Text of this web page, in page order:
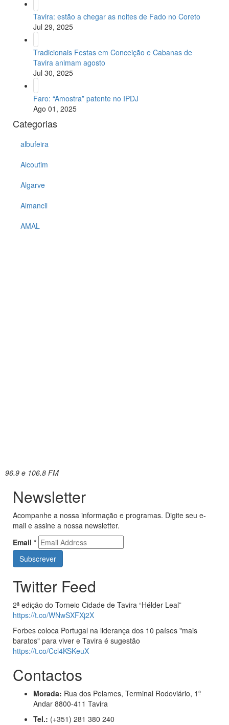
Tavira: estão a chegar as noites de Fado no Coreto
Jul 29, 2025
Tradicionais Festas em Conceição e Cabanas de
Tavira animam agosto
Jul 30, 2025
Faro: “Amostra” patente no IPDJ
Ago 01, 2025
Categorias
albufeira
Alcoutim
Algarve
Almancil
AMAL
96.9 e 106.8 FM
Newsletter
Acompanhe a nossa informação e programas. Digite seu e-
mail e assine a nossa newsletter.
Email *
Twitter Feed
2ª edição do Torneio Cidade de Tavira “Hélder Leal”
https://t.co/WNwSXFXj2X
Forbes coloca Portugal na liderança dos 10 países "mais
baratos" para viver e Tavira é sugestão
https://t.co/Ccl4KSKeuX
Contactos
Morada: Rua dos Pelames, Terminal Rodoviário, 1º
Andar 8800-411 Tavira
Tel.: (+351) 281 380 240